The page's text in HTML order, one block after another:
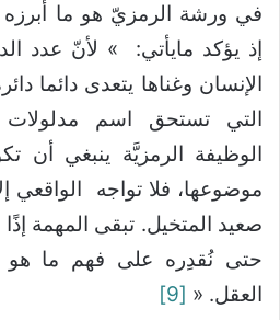
في ورشة الرمزيّ هو ما أبرزه
إذ يؤكد مايأتي: » لأنّ عدد
الإنسان وغناها يتعدى دائما
الوظيفة الرمزيَّة ينبغي أن
موضوعها، فلا تواجه الواقعي
صعيد المتخيل. تبقى المهمة
حتى نُقدِره على فهم ما هو
العقل. « [9]